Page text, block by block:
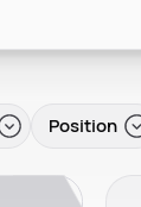
Position